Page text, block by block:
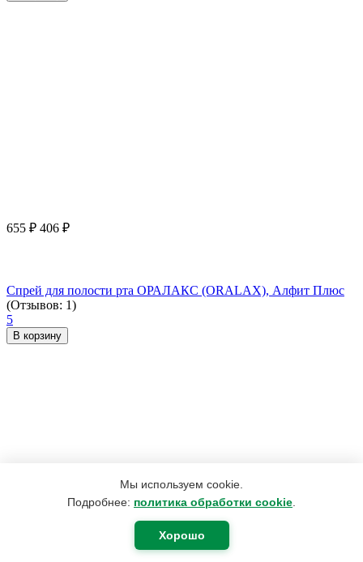
Мы используем cookie.
Подробнее: политика обработки cookie
Хорошо
655 ₽ 406 ₽
Спрей для полости рта ОРАЛАКС (ORALAX), Алфит Плюс
(Отзывов: 1)
5
В корзину